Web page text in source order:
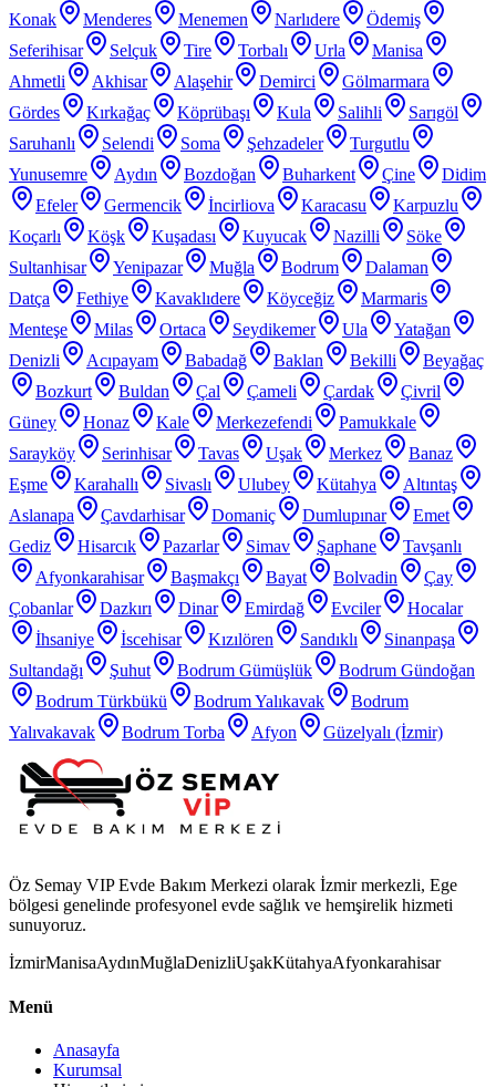
Konak
Menderes Menemen Narlıdere
Ödemiş
Seferihisar
Selçuk Tire Torbalı Urla
Manisa
Ahmetli
Akhisar Alaşehir Demirci
Gölmarmara
Gördes
Kırkağaç Köprübaşı Kula Salihli
Sarıgöl
Saruhanlı
Selendi Soma Şehzadeler
Turgutlu
Yunusemre
Aydın Bozdoğan Buharkent Çine
Didim
Efeler
Germencik İncirliova Karacasu
Karpuzlu
Koçarlı
Köşk Kuşadası Kuyucak Nazilli
Söke
Sultanhisar
Yenipazar Muğla Bodrum
Dalaman
Datça
Fethiye Kavaklıdere Köyceğiz
Marmaris
Menteşe
Milas Ortaca Seydikemer Ula
Yatağan
Denizli
Acıpayam Babadağ Baklan Bekilli
Beyağaç
Bozkurt
Buldan Çal Çameli Çardak
Çivril
Güney
Honaz Kale Merkezefendi
Pamukkale
Sarayköy
Serinhisar Tavas Uşak Merkez
Banaz
Eşme
Karahallı Sivaslı Ulubey Kütahya
Altıntaş
Aslanapa
Çavdarhisar Domaniç Dumlupınar
Emet
Gediz
Hisarcık Pazarlar Simav Şaphane
Tavşanlı
Afyonkarahisar
Başmakçı Bayat Bolvadin
Çay
Çobanlar
Dazkırı Dinar Emirdağ Evciler
Hocalar
İhsaniye
İscehisar Kızılören Sandıklı
Sinanpaşa
Sultandağı
Şuhut Bodrum Gümüşlük
Bodrum Gündoğan
Bodrum Türkbükü
Bodrum Yalıkavak
Bodrum
Yalıvakavak
Bodrum Torba Afyon Güzelyalı (İzmir)
Öz Semay VIP Evde Bakım Merkezi olarak İzmir merkezli, Ege
bölgesi genelinde profesyonel evde sağlık ve hemşirelik hizmeti
sunuyoruz.
İzmirManisaAydınMuğlaDenizliUşakKütahyaAfyonkarahisar
Menü
Anasayfa
Kurumsal